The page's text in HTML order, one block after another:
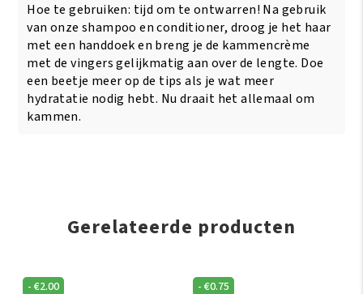
Hoe te gebruiken: tijd om te ontwarren! Na gebruik
van onze shampoo en conditioner, droog je het haar
met een handdoek en breng je de kammencrème
met de vingers gelijkmatig aan over de lengte. Doe
een beetje meer op de tips als je wat meer
hydratatie nodig hebt. Nu draait het allemaal om
kammen.
Gerelateerde producten
-€2.00 -€0.75